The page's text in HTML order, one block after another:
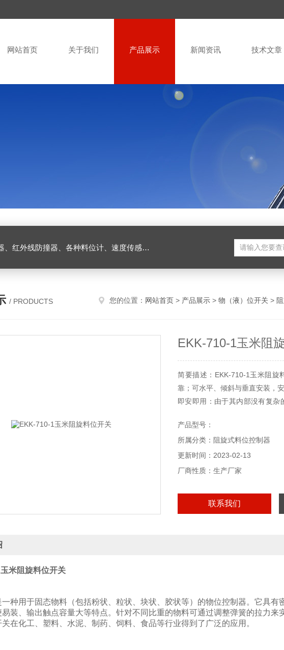
网站首页 关于我们 产品展示 新闻资讯 技术文章
防撞器、各种料位计、速度传感器、堵煤开关等
/ PRODUCTS 您的位置： 网站首页 > 产品展示 > 物（液）位开关 >
EKK-710-1玉米阻
简要描述：EKK-710-1玉米阻旋
靠；可水平、倾斜与垂直安装，安
即安即用：由于其内部没有复
产品型号：
所属分类：阻旋式料位控制器
更新时间：2023-02-13
厂商性质：生产厂家
联系我们
米阻旋料位开关
种用于固态物料（包括粉状、粒状、块状、胶状等）的物位控制器。它具有
装、输出触点容量大等特点。针对不同比重的物料可通过调整弹簧的拉力来
在化工、塑料、水泥、制药、饲料、食品等行业得到了广泛的应用。